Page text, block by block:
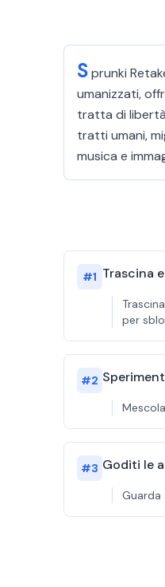
Sprunki
umanizzati,
tratta di
tratti umani,
musica e
#1 Trascina
per
#2
#3 Goditi le
Guarda